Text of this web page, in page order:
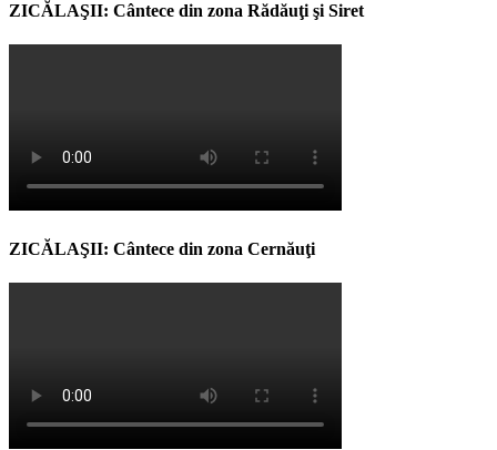
ZICĂLAŞII: Cântece din zona Rădăuţi şi Siret
ZICĂLAŞII: Cântece din zona Cernăuţi